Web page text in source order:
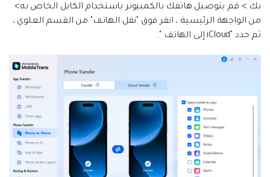
بك > قم بتوصيل هاتفك بالكمبيوتر باستخدام الكابل الخاص به>
من الواجهة الرئيسية ، انقر فوق "نقل الهاتف" من القسم العلوي ،
ثم حدد "iCloud إلى الهاتف ".